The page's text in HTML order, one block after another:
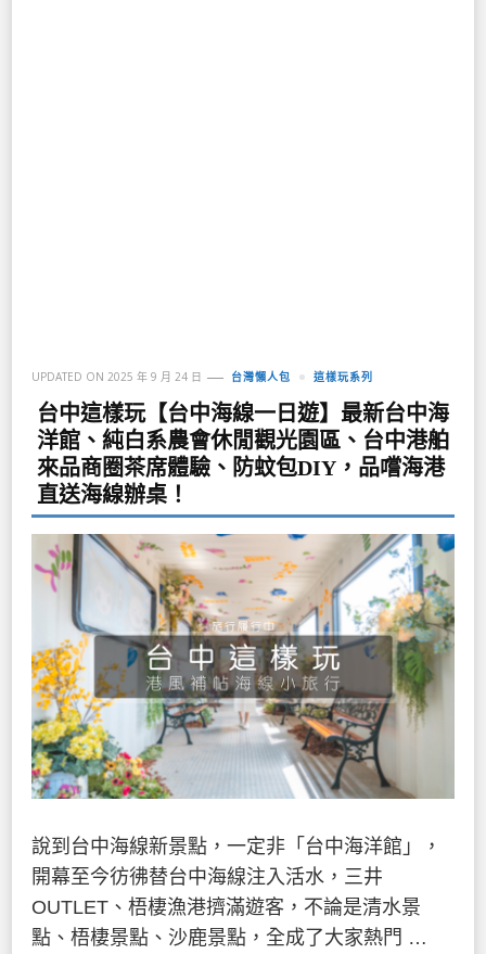
UPDATED ON 2025 年 9 月 24 日 台灣懶人包 這樣玩系列
台中這樣玩【台中海線一日遊】最新台中海
洋館、純白系農會休閒觀光園區、台中港舶
來品商圈茶席體驗、防蚊包DIY，品嚐海港
直送海線辦桌！
說到台中海線新景點，一定非「台中海洋館」，
開幕至今彷彿替台中海線注入活水，三井
OUTLET、梧棲漁港擠滿遊客，不論是清水景
點、梧棲景點、沙鹿景點，全成了大家熱門 …